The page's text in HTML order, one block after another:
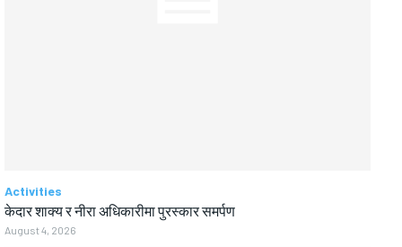
Activities
केदार शाक्य र नीरा अधिकारीमा पुरस्कार समर्पण
August 4, 2026